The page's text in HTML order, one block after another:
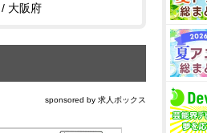
大阪府
sponsored by 求人ボックス